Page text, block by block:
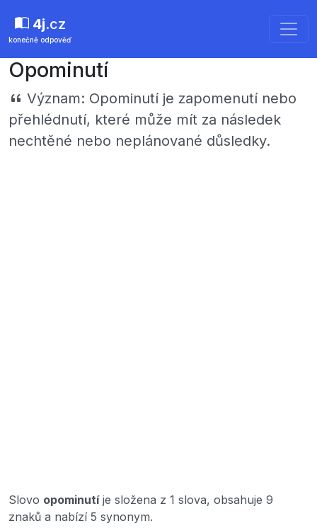
4j.cz
konečně odpověď
Opominutí
Význam: Opominutí je zapomenutí nebo
přehlédnutí, které může mít za následek
nechtěné nebo neplánované důsledky.
Slovo opominutíje složena z 1 slova, obsahuje 9
znaků a nabízí 5 synonym.